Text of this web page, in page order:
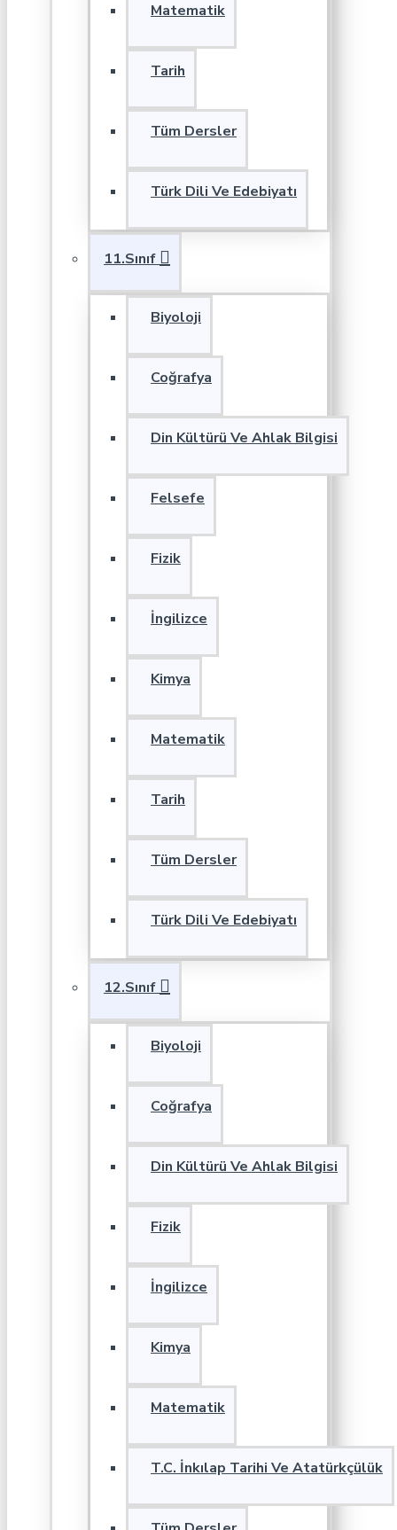
Matematik
Tarih
Tüm Dersler
Türk Dili Ve Edebiyatı
11.Sınıf
Biyoloji
Coğrafya
Din Kültürü Ve Ahlak Bilgisi
Felsefe
Fizik
İngilizce
Kimya
Matematik
Tarih
Tüm Dersler
Türk Dili Ve Edebiyatı
12.Sınıf
Biyoloji
Coğrafya
Din Kültürü Ve Ahlak Bilgisi
Fizik
İngilizce
Kimya
Matematik
T.C. İnkılap Tarihi Ve Atatürkçülük